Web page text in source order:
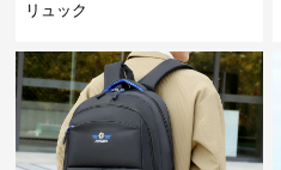
リュック